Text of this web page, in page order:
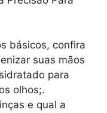
básicos, confira
suas mãos
para
olhos;.
e qual a